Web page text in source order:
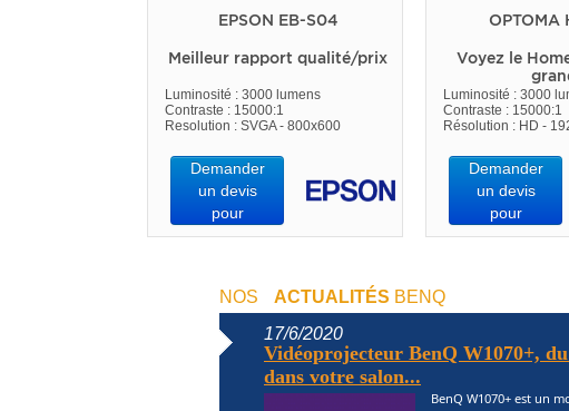
EPSON EB-S04
Meilleur rapport qualité/prix
Luminosité : 3000 lumens
Contraste : 15000:1
Resolution : SVGA - 800x600
Demander
un devis
pour
OPTOMA
Voyez le
Luminosité : 3000
Contraste : 15000:1
Résolution : HD -
Demander
un devis
pour
NOS ACTUALITÉS BENQ
17/6/2020
Vidéoprojecteur BenQ W1070+,
dans votre salon...
BenQ W1070+ est un